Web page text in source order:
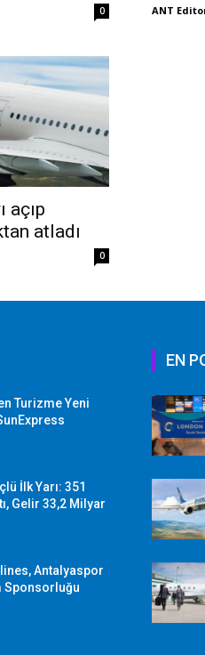
0 ANT
açıp
atladı
0
Turizme Yeni
İlk Yarı: 351
Gelir 33,2 Milyar
Antalyaspor
Sponsorluğu
EN